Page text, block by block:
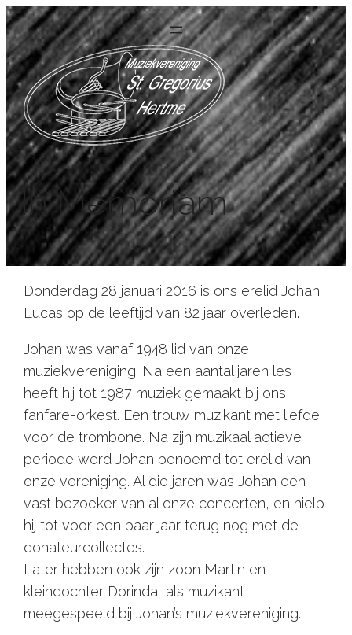
In Memoriam
Donderdag 28 januari 2016 is ons erelid Johan
Lucas op de leeftijd van 82 jaar overleden.
Johan was vanaf 1948 lid van onze
muziekvereniging. Na een aantal jaren les
heeft hij tot 1987 muziek gemaakt bij ons
fanfare-orkest. Een trouw muzikant met liefde
voor de trombone. Na zijn muzikaal actieve
periode werd Johan benoemd tot erelid van
onze vereniging. Al die jaren was Johan een
vast bezoeker van al onze concerten, en hielp
hij tot voor een paar jaar terug nog met de
donateurcollectes.
Later hebben ook zijn zoon Martin en
kleindochter Dorinda als muzikant
meegespeeld bij Johan’s muziekvereniging.